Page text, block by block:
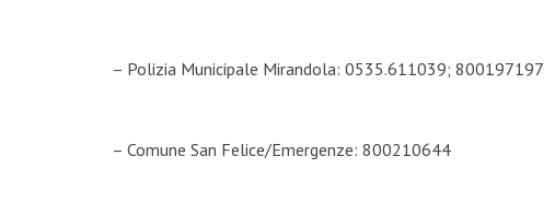
– Polizia Municipale Mirandola: 0535.611039; 800197197
– Comune San Felice/Emergenze: 800210644